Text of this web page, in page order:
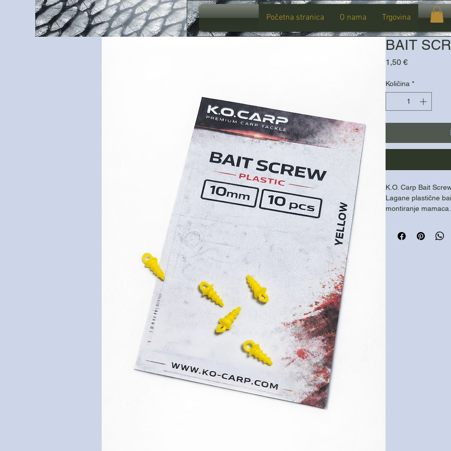
Početna stranica O nama Trgovina
BAIT
1,50 €Cijena
Količina *
K.O. Carp Bait
Lagane plastične
montiranje mamaca.
Plastična izvedba –